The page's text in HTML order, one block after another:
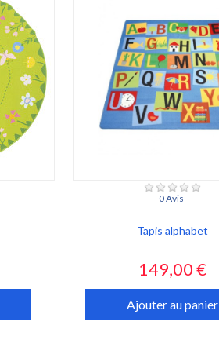
0 Avis
Tapis alphabet
Prix
149,00 €
Ajouter au panier